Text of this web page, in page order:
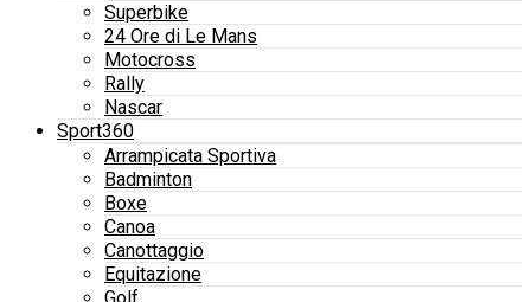
Superbike
24 Ore di Le Mans
Motocross
Rally
Nascar
Sport360
Arrampicata Sportiva
Badminton
Boxe
Canoa
Canottaggio
Equitazione